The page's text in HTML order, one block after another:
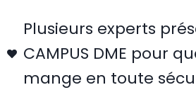
Plusieurs experts
CAMPUS DME pour
mange en toute